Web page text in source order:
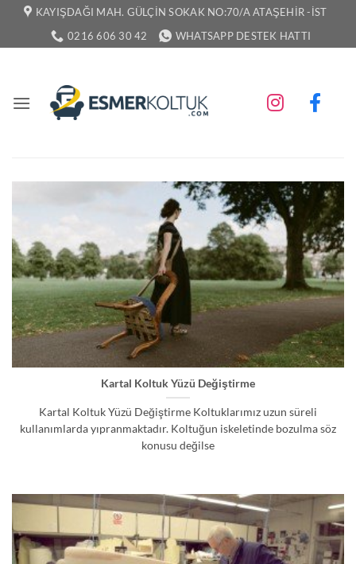
İçeriğe KAYIŞDAĞI MAH. GÜLÇIN SOKAK NO:70/A ATAŞEHIR -İST
0216 606 30 42
WHATSAPP DESTEK HATTI
Kartal Koltuk Yüzü Değiştirme
Kartal Koltuk Yüzü Değiştirme Koltuklarımız uzun süreli
kullanımlarda yıpranmaktadır. Koltuğun iskeletinde bozulma söz
konusu değilse